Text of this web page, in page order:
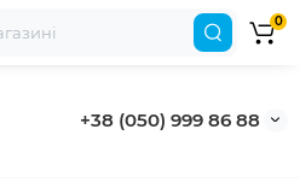
+38 (050) 999 86 88
0